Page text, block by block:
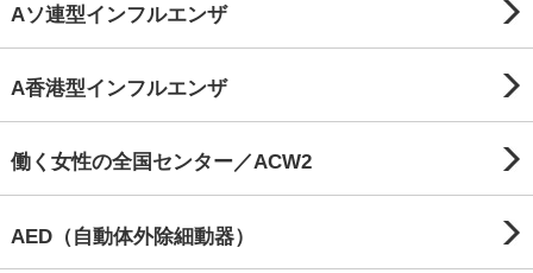
Aソ連型インフルエンザ
A香港型インフルエンザ
働く女性の全国センター／ACW2
AED（自動体外除細動器）